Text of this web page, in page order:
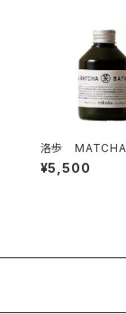
洛歩
ATH 洛乃湯～
治抹茶～
¥5,500